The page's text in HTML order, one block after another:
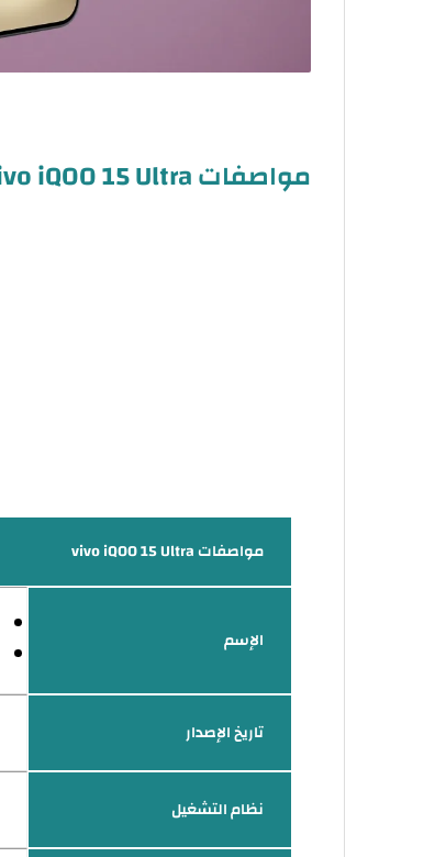
مواصفات vivo iQOO 15 Ultra
مواصفات vivo iQOO 15 Ultra
الإسم
تاريخ الإصدار
نظام التشغيل